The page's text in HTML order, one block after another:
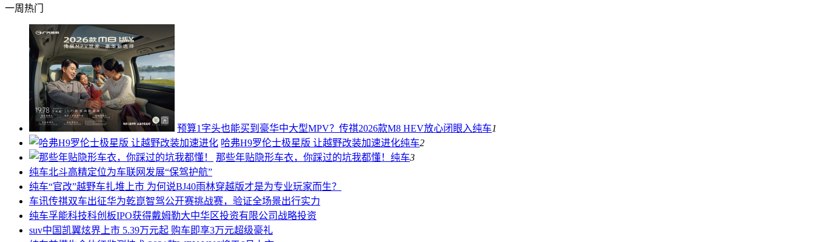
一周热门
预算1字头也能买到豪华中大型MPV？传祺2026款M8 HEV放心闭眼入纯车1
哈弗H9罗伦士极星版 让越野改装加速进化纯车2
那些年贴隐形车衣，你踩过的坑我都懂！ 纯车3
纯车北斗高精定位为车联网发展“保驾护航”
纯车“官改”越野车扎堆上市 为何说BJ40雨林穿越版才是为专业玩家而生？
车讯传祺双车出征华为乾崑智驾公开赛挑战赛，验证全场景出行实力
纯车孚能科技科创板IPO获得戴姆勒大中华区投资有限公司战略投资
suv中国 凯翼炫界上市 5.39万元起 购车即享3万元超级豪礼